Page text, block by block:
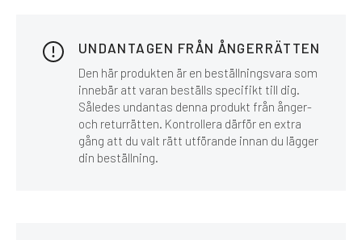
UNDANTAGEN FRÅN ÅNGERRÄTTEN
Den här produkten är en beställningsvara som
innebär att varan beställs specifikt till dig.
Således undantas denna produkt från ånger-
och returrätten. Kontrollera därför en extra
gång att du valt rätt utförande innan du lägger
din beställning.